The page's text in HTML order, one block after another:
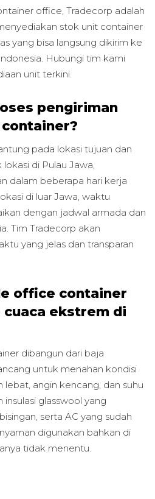
office, Tradecorp adalah
stok unit container
yang bisa langsung dikirim ke
Hubungi tim kami
unit terkini.
pengiriman
pada lokasi tujuan dan
di Pulau Jawa,
dalam beberapa hari kerja
di luar Jawa, waktu
dengan jadwal armada dan
Tim Tradecorp akan
yang jelas dan transparan
office container
ekstrem di
dibangun dari baja
untuk menahan kondisi
angin kencang, dan suhu
glasswool yang
serta AC yang sudah
digunakan bahkan di
tidak menentu.